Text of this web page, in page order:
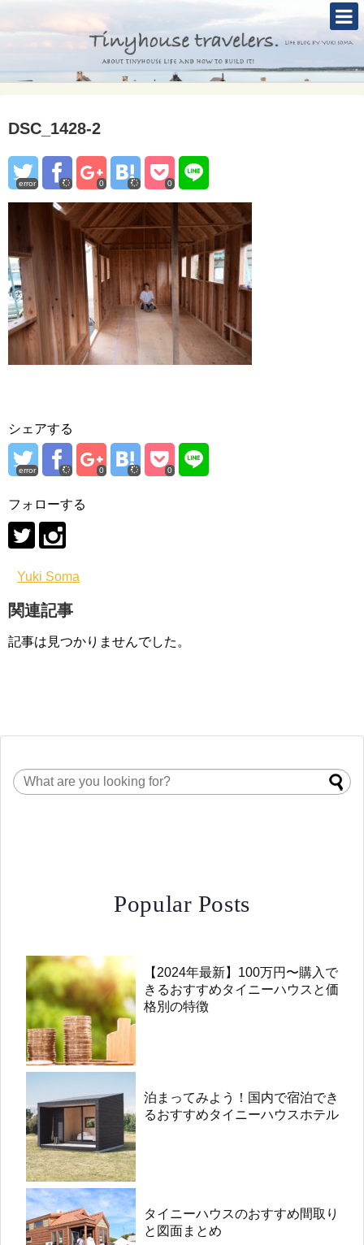
DSC_1428-2
error 0 0
シェアする
error 0 0
フォローする
Yuki Soma
関連記事
記事は見つかりませんでした。
Popular Posts
【2024年最新】100万円〜購入で
きるおすすめタイニーハウスと価
格別の特徴
泊まってみよう！国内で宿泊でき
るおすすめタイニーハウスホテル
タイニーハウスのおすすめ間取り
と図面まとめ
ABOUT
セルフビルド
CONTACT
Mole &Otter`s Tinyhouse Hotel